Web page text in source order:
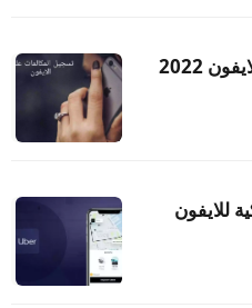
2022
للايفون